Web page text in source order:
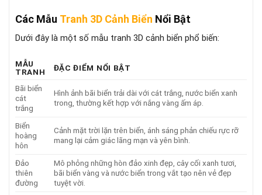
Các Mẫu Tranh 3D Cảnh Biển Nổi Bật
Dưới đây là một số mẫu tranh 3D cảnh biển phổ biến:
MẪU
TRANH
ĐẶC ĐIỂM NỔI BẬT
Bãi biển
cát
trắng
Hình ảnh bãi biển trải dài với cát trắng, nước biển xanh
trong, thường kết hợp với nắng vàng ấm áp.
Biển
hoàng
hôn
Cảnh mặt trời lặn trên biển, ánh sáng phản chiếu rực rỡ
mang lại cảm giác lãng mạn và yên bình.
Đảo
thiên
đường
Mô phỏng những hòn đảo xinh đẹp, cây cối xanh tươi,
bãi biển vàng và nước biển trong vắt tạo nên vẻ đẹp
tuyệt vời.